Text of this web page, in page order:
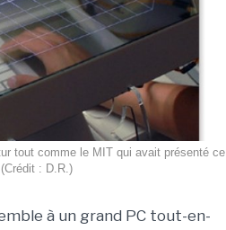
tout comme le MIT qui avait présenté ce
: D.R.)
à un grand PC tout-en-